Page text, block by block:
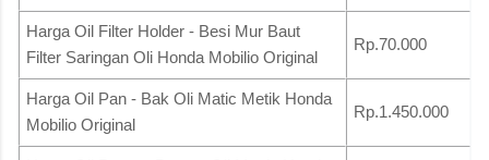
Harga Oil Filter Holder - Besi Mur Baut
Filter Saringan Oli Honda Mobilio Original
Rp.70.000
Harga Oil Pan - Bak Oli Matic Metik Honda
Mobilio Original
Rp.1.450.000